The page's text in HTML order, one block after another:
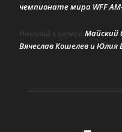
чемпионате мира WFF
Николай к записи Майский
Вячеслав Кошелев и Юлия